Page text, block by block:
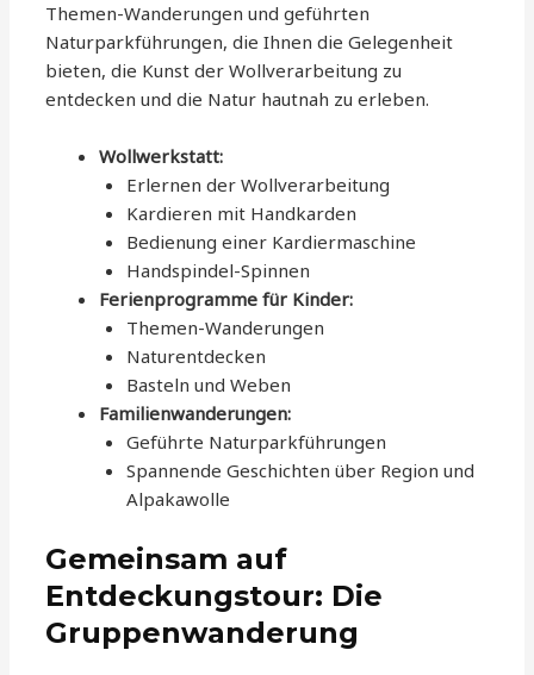
Themen-Wanderungen und geführten
Naturparkführungen, die Ihnen die Gelegenheit
bieten, die Kunst der Wollverarbeitung zu
entdecken und die Natur hautnah zu erleben.
Wollwerkstatt:
Erlernen der Wollverarbeitung
Kardieren mit Handkarden
Bedienung einer Kardiermaschine
Handspindel-Spinnen
Ferienprogramme für Kinder:
Themen-Wanderungen
Naturentdecken
Basteln und Weben
Familienwanderungen:
Geführte Naturparkführungen
Spannende Geschichten über Region und
Alpakawolle
Gemeinsam auf
Entdeckungstour: Die
Gruppenwanderung